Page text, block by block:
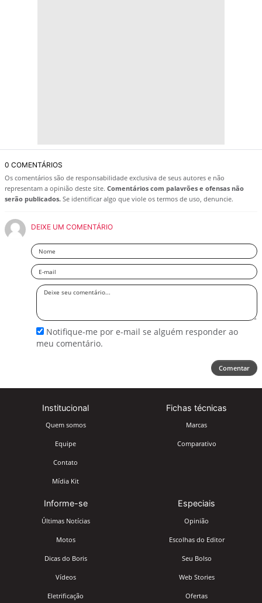
0 COMENTÁRIOS
Os comentários são de responsabilidade exclusiva de seus autores e não
representam a opinião deste site. Comentários com palavrões e ofensas não
serão publicados. Se identificar algo que viole os termos de uso, denuncie.
DEIXE UM COMENTÁRIO
Nome
Email
Deixe
Notifique-me por e-mail se alguém responder ao
meu comentário.
Comentar
Institucional
Quem somos
Equipe
Contato
Mídia Kit
Fichas técnicas
Marcas
Comparativo
Informe-se
Últimas Notícias
Motos
Dicas do Boris
Vídeos
Eletrificação
Especiais
Opinião
Escolhas do Editor
Seu Bolso
Web Stories
Ofertas